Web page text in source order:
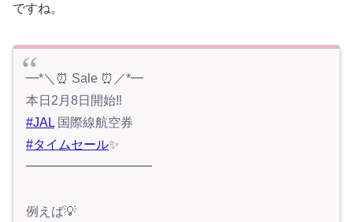
ですね。
━*＼⏰ Sale ⏰／*━
本日2月8日開始‼️
#JAL 国際線航空券
#タイムセール✨
━━━━━━━━━━
例えば💡